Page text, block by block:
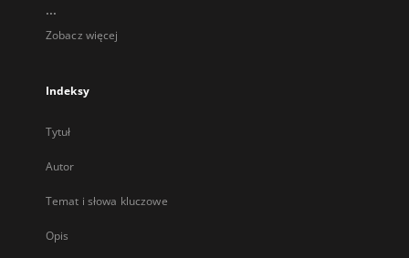
...
Zobacz więcej
Indeksy
Tytuł
Autor
Temat i słowa kluczowe
Opis